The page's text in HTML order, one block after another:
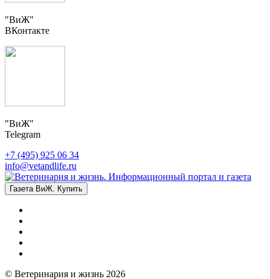
"ВиЖ"
ВКонтакте
"ВиЖ"
Telegram
+7 (495) 925 06 34
info@vetandlife.ru
Газета ВиЖ. Купить
© Ветеринария и жизнь 2026